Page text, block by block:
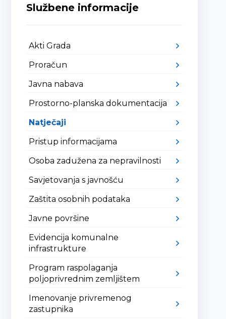
Službene informacije
Akti Grada
Proračun
Javna nabava
Prostorno-planska dokumentacija
Natječaji
Pristup informacijama
Osoba zadužena za nepravilnosti
Savjetovanja s javnošću
Zaštita osobnih podataka
Javne površine
Evidencija komunalne
infrastrukture
Program raspolaganja
poljoprivrednim zemljištem
Imenovanje privremenog
zastupnika